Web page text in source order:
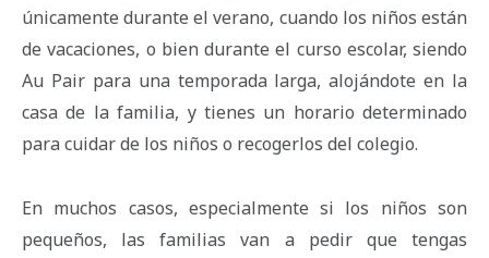
únicamente durante el verano, cuando los niños están
de vacaciones, o bien durante el curso escolar, siendo
Au Pair para una temporada larga, alojándote en la
casa de la familia, y tienes un horario determinado
para cuidar de los niños o recogerlos del colegio.
En muchos casos, especialmente si los niños son
pequeños, las familias van a pedir que tengas